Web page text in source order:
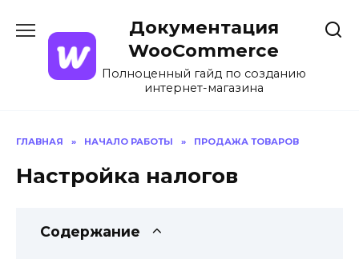
содержанию
Документация
WooCommerce
Полноценный гайд по созданию
интернет-магазина
ГЛАВНАЯ » НАЧАЛО РАБОТЫ » ПРОДАЖА ТОВАРОВ
Настройка налогов
Содержание